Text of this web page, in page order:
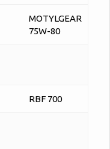
MOTYLGEAR
75W-80
RBF 700